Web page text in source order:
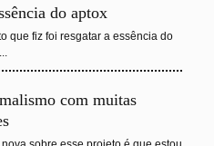
do aptox
que fiz foi resgatar a essência do
com muitas